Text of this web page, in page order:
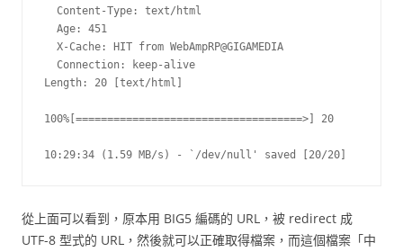
  Content-Type: text/html
  Age: 451
  X-Cache: HIT from WebAmpRP@GIGAMEDIA
  Connection: keep-alive
Length: 20 [text/html]
100%[====================================>] 20
10:29:34 (1.59 MB/s) - `/dev/null' saved [20/20]
從上面可以看到，原本用 BIG5 編碼的 URL，被 redirect 成
UTF-8 型式的 URL，然後就可以正確取得檔案，而這個檔案「中